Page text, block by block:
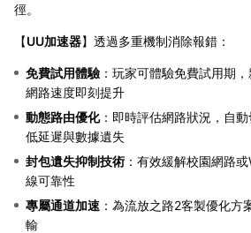
徑。
【UU加速器】透過多重機制消除報錯：
免費試用體驗 ：玩家可體驗免費試用期
網路速度即刻提升
動態路由優化：即時評估網路狀況，自
低延遲與數據遺失
封包遺失抑制技術 ：有效緩解校園網路
線可靠性
專屬通道加速 ：為流放之路2客製優化
輸